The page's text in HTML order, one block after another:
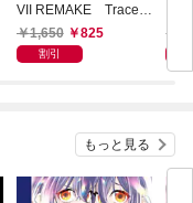
VII REMAKE Traces
of Two Pasts
1,650 825
割引
o a
もっと見る